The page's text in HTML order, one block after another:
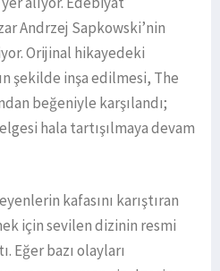
Andrzej Sapkowski’nin
Orijinal hikayedeki
şekilde inşa edilmesi, The
beğeniyle karşılandı;
hala tartışılmaya devam
kafasını karıştıran
için sevilen dizinin resmi
Eğer bazı olayları